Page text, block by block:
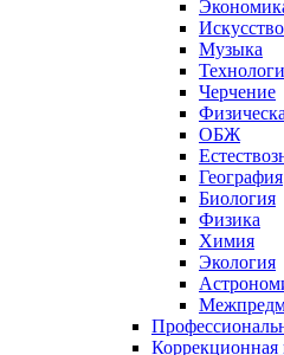
Искусство
Музыка
Черчение
ОБЖ
География
Биология
Физика
Химия
Экология
Коррекционная